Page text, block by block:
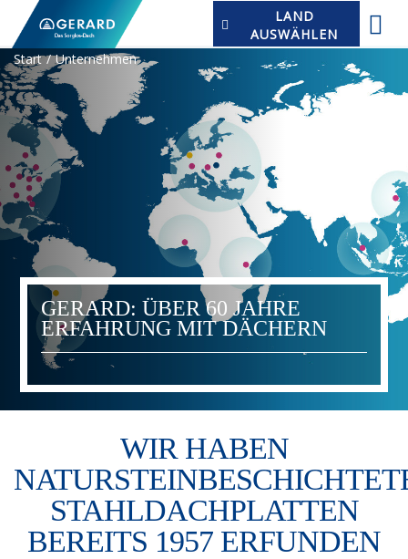
LAND
AUSWÄHLEN
Start
Unternehmen
GERARD: ÜBER 60 JAHRE
ERFAHRUNG MIT DÄCHERN
WIR HABEN
STAHLDACHPLATTEN
BEREITS 1957 ERFUNDEN